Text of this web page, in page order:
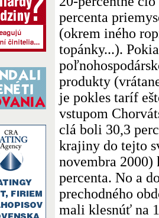
percenta
(okrem iného
topánky...).
produkty
je pokles taríf
vstupom
clá boli 30,3
krajiny do tejto
novembra 2000)
percenta. No a
prechodného
mali klesnúť na